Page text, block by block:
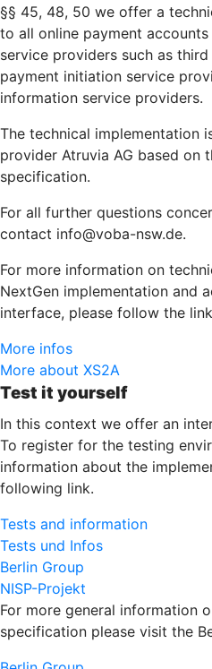
§§ 45, 48, 50 we offer a
to all online payment
service providers such as
payment initiation service
information service providers.
The technical implementation
provider Atruvia AG based on
specification.
For all further questions
contact info@voba-nsw.de.
For more information on
NextGen implementation and
interface, please follow the
More infos
More about XS2A
Test it yourself
In this context we offer an
To register for the testing
information about the
following link.
Tests and information
Tests und Infos
Berlin Group
NISP-Projekt
For more general information
specification please visit the